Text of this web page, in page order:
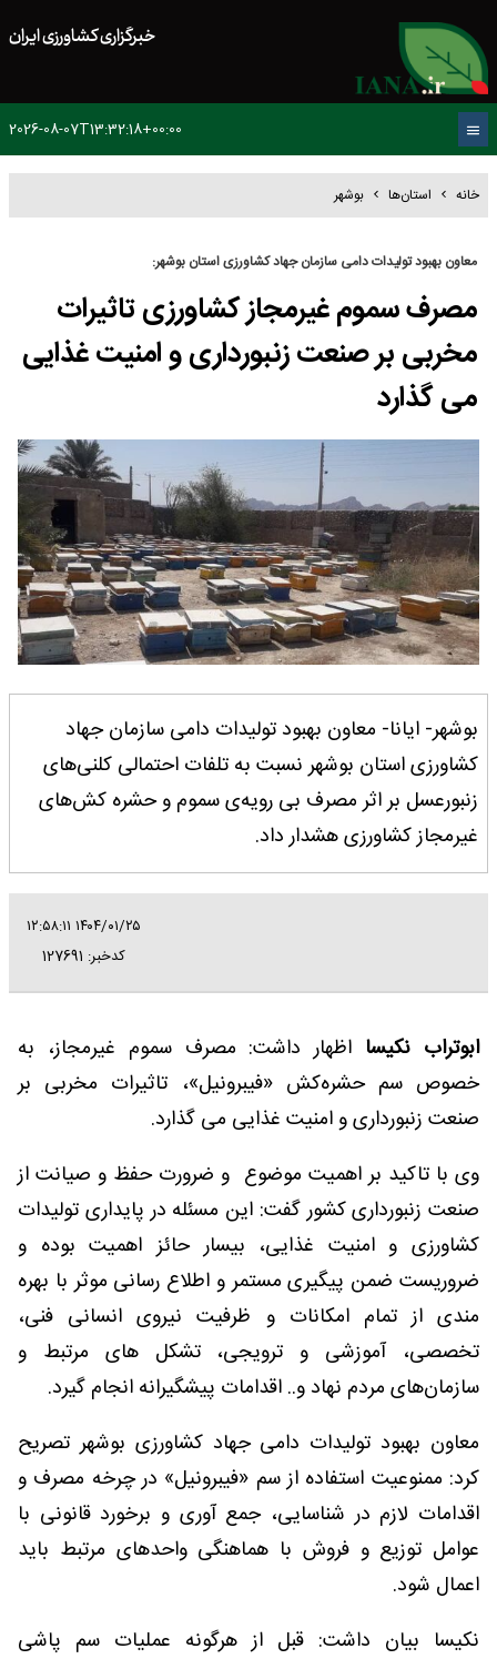
خبرگزاری کشاورزی ایران
2026-08-07T13:32:18+00:00
خانه استان‌ها بوشهر
معاون بهبود تولیدات دامی سازمان جهاد کشاورزی استان بوشهر:
مصرف سموم غیرمجاز کشاورزی تاثیرات
مخربی بر صنعت زنبورداری و امنیت غذایی
می گذارد
بوشهر- ایانا- معاون بهبود تولیدات دامی سازمان جهاد
کشاورزی استان بوشهر نسبت به تلفات احتمالی کلنی‌های
زنبورعسل بر اثر مصرف بی رویه‌ی سموم و حشره کش‌های
غیرمجاز کشاورزی هشدار داد.
۱۴۰۴/۰۱/۲۵ ۱۲:۵۸:۱۱
کدخبر: 127691
ابوتراب نکیسا اظهار داشت: مصرف سموم غیرمجاز، به
خصوص سم حشره‌کش «فیبرونیل»، تاثیرات مخربی بر
صنعت زنبورداری و امنیت غذایی می گذارد.
وی با تاکید بر اهمیت موضوع و ضرورت حفظ و صیانت از
صنعت زنبورداری کشور گفت: این مسئله در پایداری تولیدات
کشاورزی و امنیت غذایی، بیسار حائز اهمیت بوده و
ضروریست ضمن پیگیری مستمر و اطلاع رسانی موثر با بهره
مندی از تمام امکانات و ظرفیت نیروی انسانی فنی،
تخصصی، آموزشی و ترویجی، تشکل های مرتبط و
سازمان‌های مردم نهاد و.. اقدامات پیشگیرانه انجام گیرد.
معاون بهبود تولیدات دامی جهاد کشاورزی بوشهر تصریح
کرد: ممنوعیت استفاده از سم «فیبرونیل» در چرخه مصرف و
اقدامات لازم در شناسایی، جمع آوری و برخورد قانونی با
عوامل توزیع و فروش با هماهنگی واحدهای مرتبط باید
اعمال شود.
نکیسا بیان داشت: قبل از هرگونه عملیات سم پاشی